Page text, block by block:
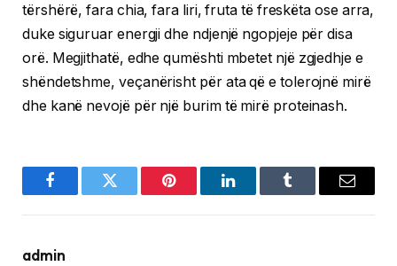
tërshërë, fara chia, fara liri, fruta të freskëta ose arra,
duke siguruar energji dhe ndjenjë ngopjeje për disa
orë. Megjithatë, edhe qumështi mbetet një zgjedhje e
shëndetshme, veçanërisht për ata që e tolerojnë mirë
dhe kanë nevojë për një burim të mirë proteinash.
FacebookTwitter Pinterest LinkedInTumblr Email
admin